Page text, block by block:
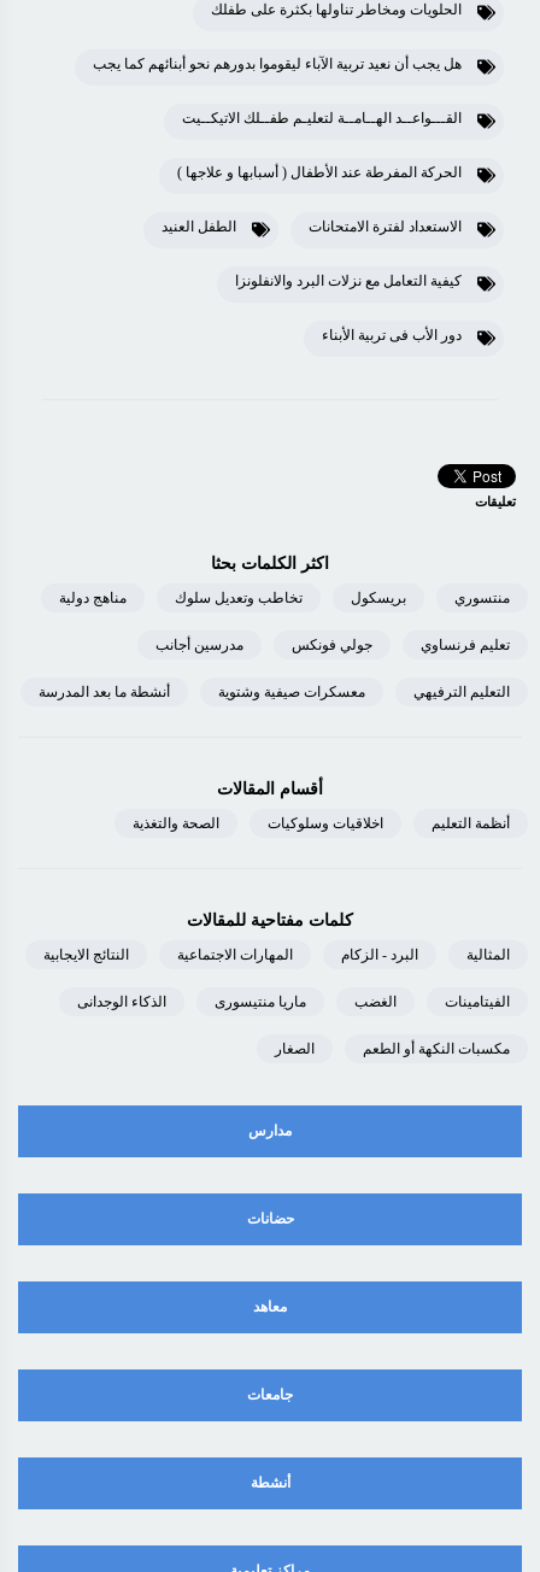
الحلويات ومخاطر تناولها بكثرة على طفلك
هل يجب أن نعيد تربية الآباء ليقوموا بدورهم نحو أبنائهم كما يجب
القـــواعــد الهــامــة لتعليـم طفــلك الاتيكــيت
الحركة المفرطة عند الأطفال ( أسبابها و علاجها )
الاستعداد لفترة الامتحانات الطفل العنيد
كيفية التعامل مع نزلات البرد والانفلونزا
دور الأب فى تربية الأبناء
تعليقات
اكثر الكلمات بحثا
منتسوري بريسكول تخاطب وتعديل سلوك مناهج دولية
تعليم فرنساوي جولي فونكس مدرسين أجانب
التعليم الترفيهي معسكرات صيفية وشتوية أنشطة ما بعد المدرسة
أقسام المقالات
أنظمة التعليم اخلاقيات وسلوكيات الصحة والتغذية
كلمات مفتاحية للمقالات
المثالية البرد - الزكام المهارات الاجتماعية النتائج الايجابية
الفيتامينات الغضب ماريا منتيسورى الذكاء الوجدانى
مكسبات النكهة أو الطعم الصغار
مدارس
حضانات
معاهد
جامعات
أنشطة